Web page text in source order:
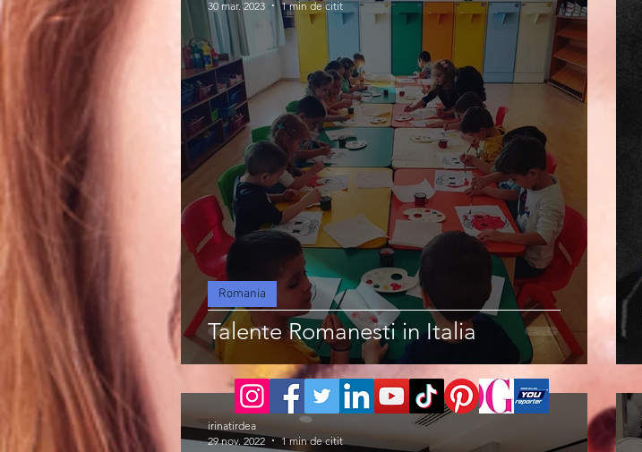
Talente Romanesti in Italia
Romania
30 mar. 2023
1 min de citit
irinatirdea
29 nov. 2022
1 min de citit